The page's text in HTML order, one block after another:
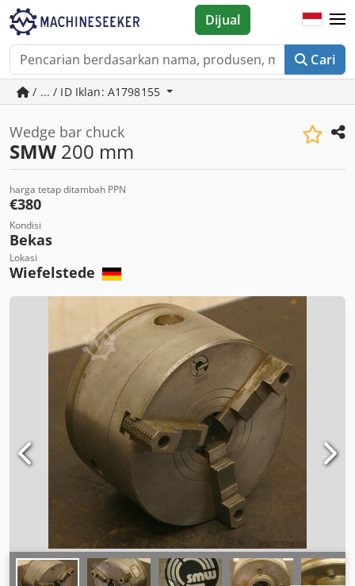
Cari
Dijual
/ ... / ID Iklan: A1798155
Wedge bar chuck
SMW 200 mm
harga tetap ditambah PPN
€380
Kondisi
Bekas
Lokasi
Wiefelstede